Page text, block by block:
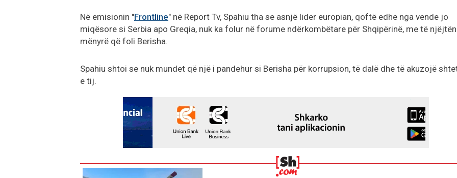
Në emisionin "Frontline" në Report Tv, Spahiu tha se asnjë lider europian, qoftë edhe nga vende jo
miqësore si Serbia apo Greqia, nuk ka folur në forume ndërkombëtare për Shqipërinë, me të njëjtën
mënyrë që foli Berisha.
Spahiu shtoi se nuk mundet që një i pandehur si Berisha për korrupsion, të dalë dhe të akuzojë
e tij.